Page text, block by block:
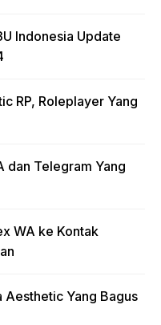
Indonesia Update
RP, Roleplayer Yang
dan Telegram Yang
WA ke Kontak
Aesthetic Yang Bagus